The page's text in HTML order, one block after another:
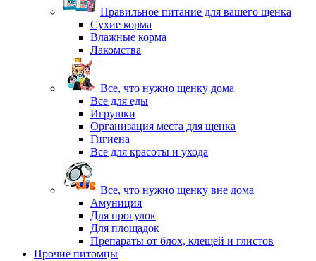
Правильное питание для вашего щенка
Сухие корма
Влажные корма
Лакомства
Все, что нужно щенку дома
Все для еды
Игрушки
Организация места для щенка
Гигиена
Все для красоты и ухода
Все, что нужно щенку вне дома
Амуниция
Для прогулок
Для площадок
Препараты от блох, клещей и глистов
Прочие питомцы